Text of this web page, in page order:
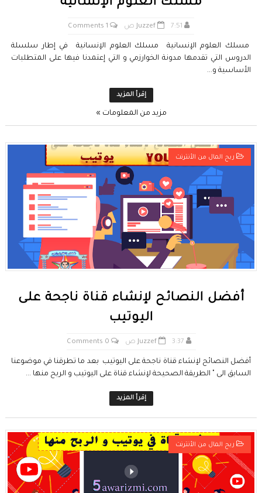
Juzzef 7:51 ص 1 Comments
مسلك العلوم الإنسانية مسلك العلوم الإنسانية في إطار سلسلة
الدروس التي تقدمها مدونة الخوارزمي و التي إعتمدنا فيها على المتطلبات
الأساسية و...
إقرأ المزيد
مزيد من المعلومات »
ربح المال من الأنترنت
أفضل النصائح لإنشاء قناة ناجحة على
اليوتيب
Juzzef 3:37 ص 0 Comments
أفضل النصائح لإنشاء قناة ناجحة على اليوتيب بعد ما تطرقنا في موضوعنا
السابق الى " الطريقة الصحيحة لإنشاء قناة على اليوتيب و الربح منها ...
إقرأ المزيد
ربح المال من الأنترنت